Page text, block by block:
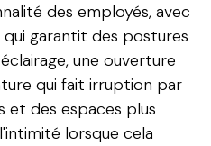
des employés, avec
garantit des postures
une ouverture
qui fait irruption par
et des espaces plus
lorsque cela